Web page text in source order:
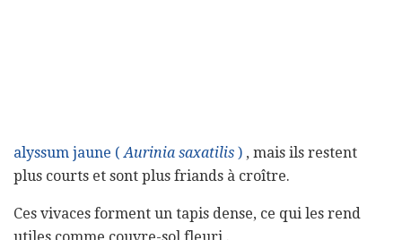
alyssum jaune ( Aurinia saxatilis ) , mais ils restent
plus courts et sont plus friands à croître.
Ces vivaces forment un tapis dense, ce qui les rend
utiles comme couvre-sol fleuri .